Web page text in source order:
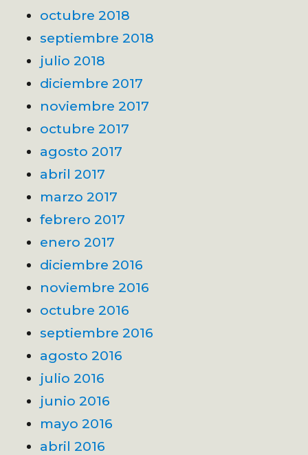
octubre 2018
septiembre 2018
julio 2018
diciembre 2017
noviembre 2017
octubre 2017
agosto 2017
abril 2017
marzo 2017
febrero 2017
enero 2017
diciembre 2016
noviembre 2016
octubre 2016
septiembre 2016
agosto 2016
julio 2016
junio 2016
mayo 2016
abril 2016